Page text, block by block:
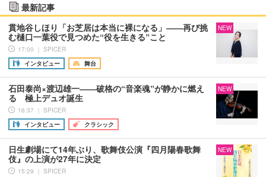
最新記事
貫地谷しほり「お芝居は本当に裸になる」――再び挑
む樋口一葉役で見つめた“役を生きる”こと
17:00 ｜ SPICER
インタビュー
舞台
NEW
石田泰尚×渡辺雄一――破格の“音楽魂”が静かに燃え
る 極上デュオ誕生
16:37 ｜ SPICER
インタビュー
クラシック
NEW
日生劇場にて14年ぶり、歌舞伎公演『四月陽春歌舞
伎』の上演が27年に決定
15:29 ｜ SPICER
NEW